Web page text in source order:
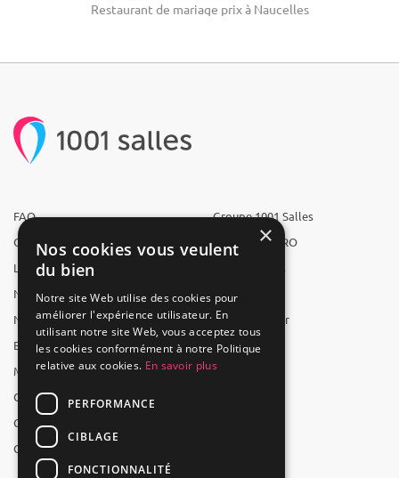
Restaurant de mariage prix à Naucelles
FAQ
Qui sommes-nous ?
L'équipe
Nous recrutons
Nos partenaires
Espace presse
Mentions légales
CGV
CGU
Contact
Groupe 1001 Salles
1001 Salles PRO
1001 Traiteurs
1001 Artistes
Reserverunbar
MP2
×
Nos cookies vous veulent
du bien
Notre site Web utilise des cookies pour
améliorer l'expérience utilisateur. En
utilisant notre site Web, vous acceptez tous
les cookies conformément à notre Politique
relative aux cookies. En savoir plus
PERFORMANCE
CIBLAGE
FONCTIONNALITÉ